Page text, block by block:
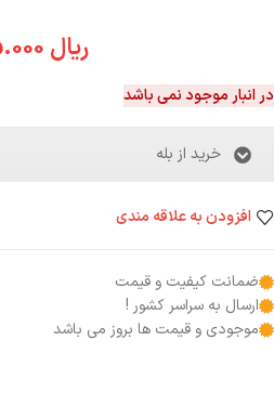
ریال
در انبار موجود نمی باشد
خرید از بله
افزودن به علاقه مندی
ضمانت کیفیت و قیمت
ارسال به سراسر کشور !
موجودی و قیمت ها بروز می باشد